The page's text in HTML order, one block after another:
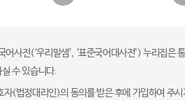
어사전(‘우리말샘’, ‘표준국어대사전’) 누리집
수 있습니다.
자(법정대리인)의 동의를 받은 후에 가입하여 주